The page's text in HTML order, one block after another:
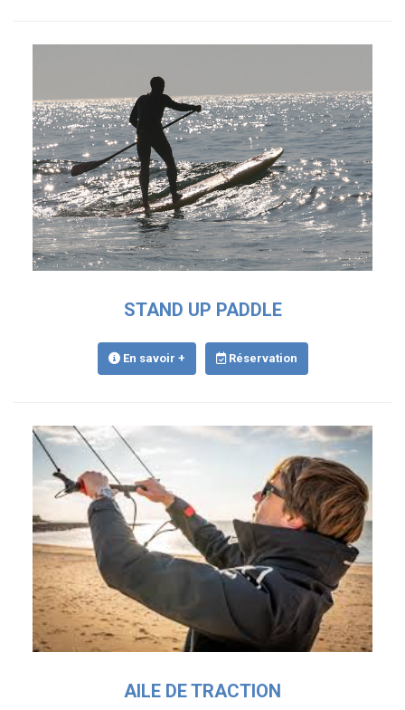
STAND UP PADDLE
En savoir + Réservation
AILE DE TRACTION